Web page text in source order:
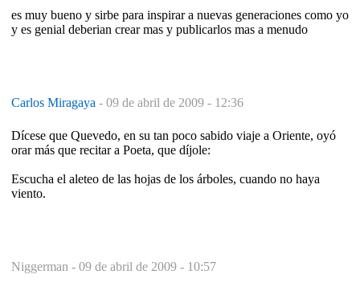
es muy bueno y sirbe para inspirar a nuevas generaciones como yo
y es genial deberian crear mas y publicarlos mas a menudo
Carlos Miragaya - 09 de abril de 2009 - 12:36
Dícese que Quevedo, en su tan poco sabido viaje a Oriente, oyó
orar más que recitar a Poeta, que díjole:
Escucha el aleteo de las hojas de los árboles, cuando no haya
viento.
Niggerman - 09 de abril de 2009 - 10:57